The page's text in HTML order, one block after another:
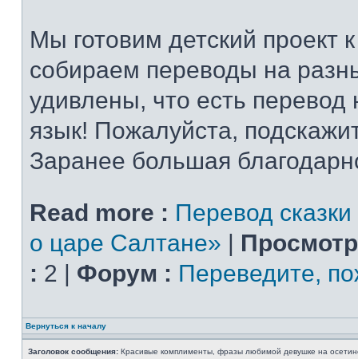
Мы готовим детский
собираем переводы на
удивлены, что есть перевод
язык! Пожалуйста,
Заранее большая
Read more : Перевод
о царе Салтане» |
: 2 | Форум : Переведите,
Вернуться к началу
Заголовок сообщения: Красивые комплименты, фразы любимой девушке на